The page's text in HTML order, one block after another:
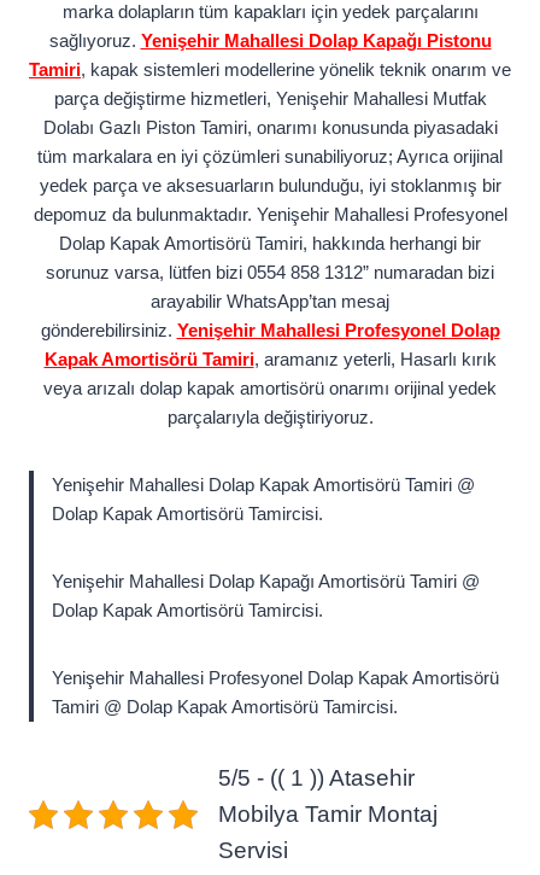
marka dolapların tüm kapakları için yedek parçalarını
sağlıyoruz. Yenişehir Mahallesi Dolap Kapağı Pistonu
Tamiri, kapak sistemleri modellerine yönelik teknik onarım ve
parça değiştirme hizmetleri, Yenişehir Mahallesi Mutfak
Dolabı Gazlı Piston Tamiri, onarımı konusunda piyasadaki
tüm markalara en iyi çözümleri sunabiliyoruz; Ayrıca orijinal
yedek parça ve aksesuarların bulunduğu, iyi stoklanmış bir
depomuz da bulunmaktadır. Yenişehir Mahallesi Profesyonel
Dolap Kapak Amortisörü Tamiri, hakkında herhangi bir
sorunuz varsa, lütfen bizi 0554 858 1312” numaradan bizi
arayabilir WhatsApp’tan mesaj
gönderebilirsiniz. Yenişehir Mahallesi Profesyonel Dolap
Kapak Amortisörü Tamiri, aramanız yeterli, Hasarlı kırık
veya arızalı dolap kapak amortisörü onarımı orijinal yedek
parçalarıyla değiştiriyoruz.
Yenişehir Mahallesi Dolap Kapak Amortisörü Tamiri @
Dolap Kapak Amortisörü Tamircisi.
Yenişehir Mahallesi Dolap Kapağı Amortisörü Tamiri @
Dolap Kapak Amortisörü Tamircisi.
Yenişehir Mahallesi Profesyonel Dolap Kapak Amortisörü
Tamiri @ Dolap Kapak Amortisörü Tamircisi.
5/5 - (( 1 )) Atasehir
Mobilya Tamir Montaj
Servisi